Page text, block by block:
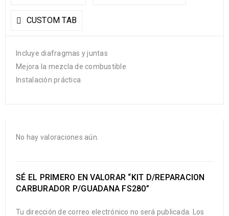
CUSTOM TAB
Incluye diafragmas y juntas
Mejora la mezcla de combustible
Instalación práctica
No hay valoraciones aún.
SÉ EL PRIMERO EN VALORAR “KIT D/REPARACION
CARBURADOR P/GUADANA FS280”
Tu dirección de correo electrónico no será publicada. Los